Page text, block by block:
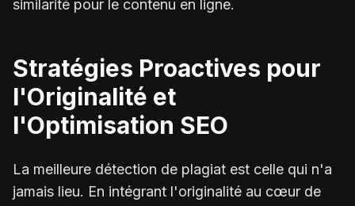
similarité pour le contenu en ligne.
Stratégies Proactives pour
l'Originalité et
l'Optimisation SEO
La meilleure détection de plagiat est celle qui n'a
jamais lieu. En intégrant l'originalité au cœur de